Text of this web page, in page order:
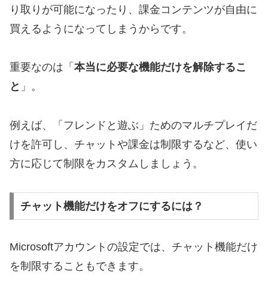
り取りが可能になったり、課金コンテンツが自由に
買えるようになってしまうからです。
重要なのは「 本当に必要な機能だけを解除するこ
と 」。
例えば、「フレンドと遊ぶ」ためのマルチプレイだ
けを許可し、チャットや課金は制限するなど、使い
方に応じて制限をカスタムしましょう。
チャット機能だけをオフにするには？
Microsoftアカウントの設定では、チャット機能だけ
を制限することもできます。